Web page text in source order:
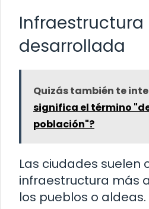
Infraestructura
desarrollada
Quizás también te
significa el término
población"?
Las ciudades suelen
infraestructura más
los pueblos o aldeas.